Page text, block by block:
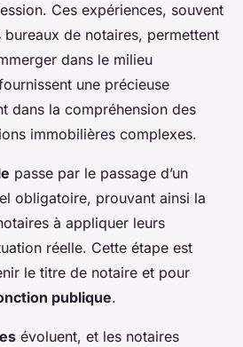
Ces expériences, souvent
de notaires, permettent
dans le milieu
une précieuse
dans la compréhension des
immobilières complexes.
passe par le passage d’un
obligatoire, prouvant ainsi la
à appliquer leurs
réelle. Cette étape est
le titre de notaire et pour
publique.
évoluent, et les notaires